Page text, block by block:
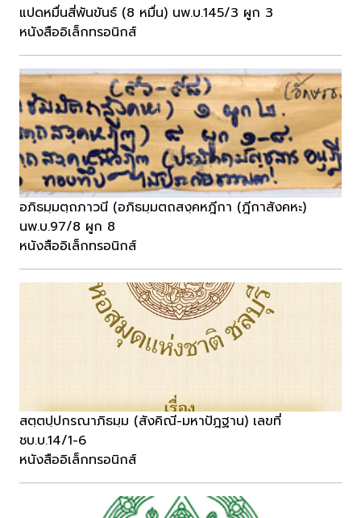
แปดหมื่นสี่พันขันธ์ (8 หมื่น) นพ.บ.145/3 ผูก 3
หนังสืออิเล็กทรอนิกส์
อภิธมฺมตฺถภาวนี (อภิธมฺมตถสงฺคหฎีกา (ฎีกาสังคหะ)
นพ.บ.97/8 ผูก 8
หนังสืออิเล็กทรอนิกส์
สตฺตปฺปกรณาภิธมฺม (สังคิณี-มหาปัฎฐาน) เลขที่
ชบ.บ.14/1-6
หนังสืออิเล็กทรอนิกส์